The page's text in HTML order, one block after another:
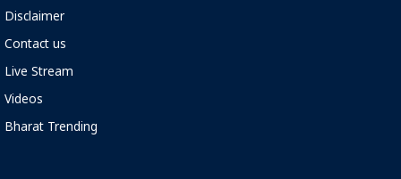
Disclaimer
Contact us
Live Stream
Videos
Bharat Trending